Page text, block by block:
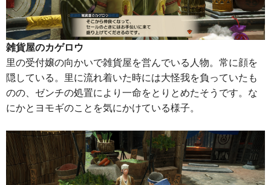
雑貨屋のカゲロウ
里の受付嬢の向かいで雑貨屋を営んでいる人物。常に顔を
隠している。里に流れ着いた時には大怪我を負っていたも
のの、ゼンチの処置により一命をとりとめたそうです。な
にかとヨモギのことを気にかけている様子。